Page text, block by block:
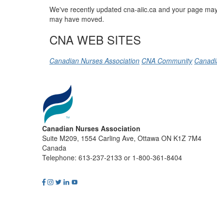
We've recently updated cna-aiic.ca and your page
may have moved.
CNA WEB SITES
Canadian Nurses Association CNA Community
Canadian Nurses Association
Suite M209, 1554 Carling Ave, Ottawa ON K1Z 7M4
Canada
Telephone: 613-237-2133 or 1-800-361-8404